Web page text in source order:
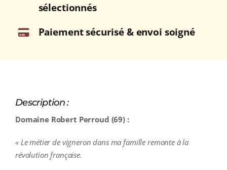
sélectionnés
Paiement sécurisé & envoi soigné
Description :
Domaine Robert Perroud (69) :
« Le métier de vigneron dans ma famille remonte à la
révolution française.